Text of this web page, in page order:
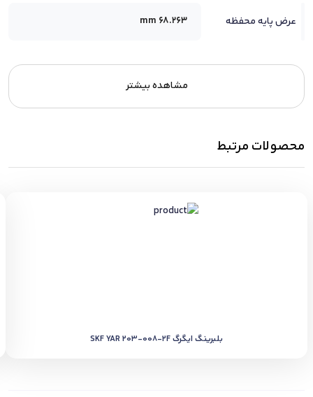
عرض پایه محفظه 68.263 mm
مشاهده بیشتر
محصولات مرتبط
بلبرینگ ایگرگ SKF YAR 203-008-2F